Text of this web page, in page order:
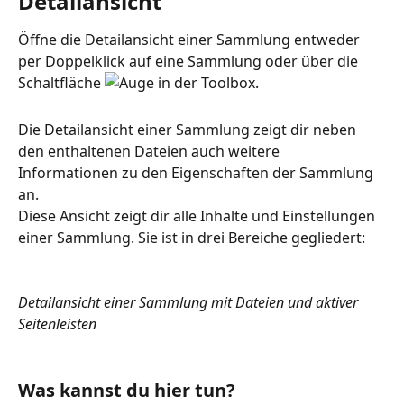
Öffne die Detailansicht einer Sammlung entweder
per Doppelklick auf eine Sammlung oder über die
Schaltfläche
in der Toolbox.
Die Detailansicht einer Sammlung zeigt dir neben
den enthaltenen Dateien auch weitere
Informationen zu den Eigenschaften der Sammlung
an.
Diese Ansicht zeigt dir alle Inhalte und Einstellungen
einer Sammlung. Sie ist in drei Bereiche gegliedert:
Detailansicht einer Sammlung mit Dateien und aktiver
Seitenleisten
Was kannst du hier tun?